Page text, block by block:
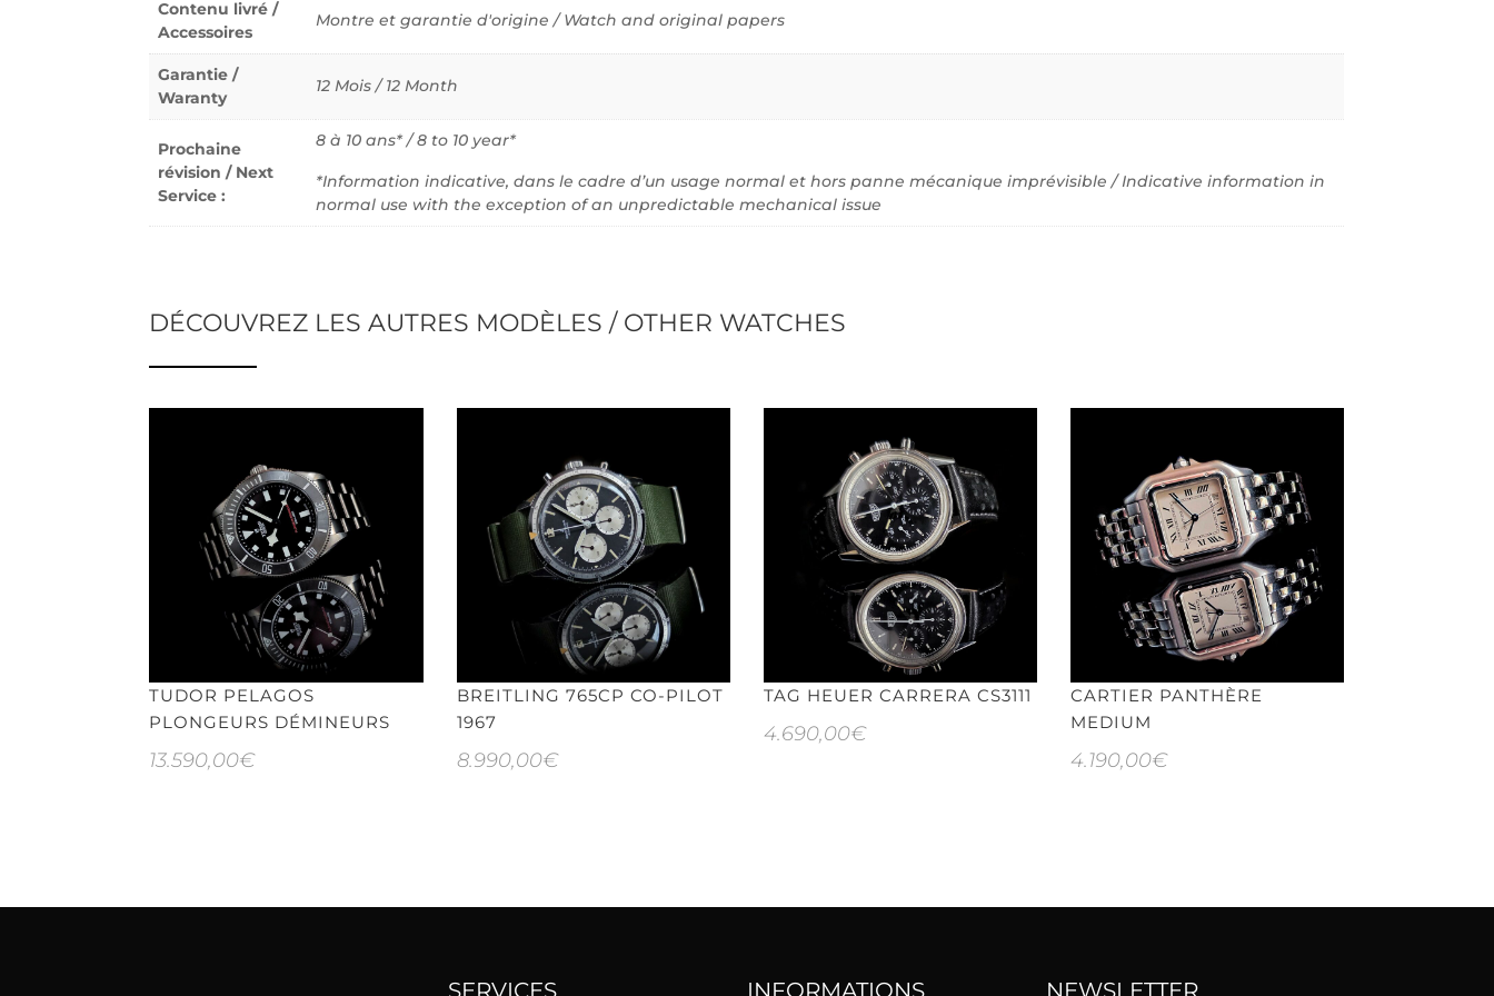
Contenu livré /
Accessoires
Montre et garantie d'origine / Watch and original papers
Garantie /
Waranty
12 Mois / 12 Month
Prochaine
révision / Next
Service :
8 à 10 ans* / 8 to 10 year*
*Information indicative, dans le cadre d’un usage normal et hors panne mécanique imprévisible / Indicative information in
normal use with the exception of an unpredictable mechanical issue
DÉCOUVREZ LES AUTRES MODÈLES / OTHER WATCHES
TUDOR PELAGOS
PLONGEURS DÉMINEURS
13.590,00€
BREITLING 765CP CO-PILOT
1967
8.990,00€
TAG HEUER CARRERA CS3111
4.690,00€
CARTIER PANTHÈRE
MEDIUM
4.190,00€
SERVICES INFORMATIONS NEWSLETTER